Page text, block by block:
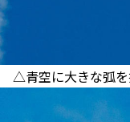
△青空に大きな弧